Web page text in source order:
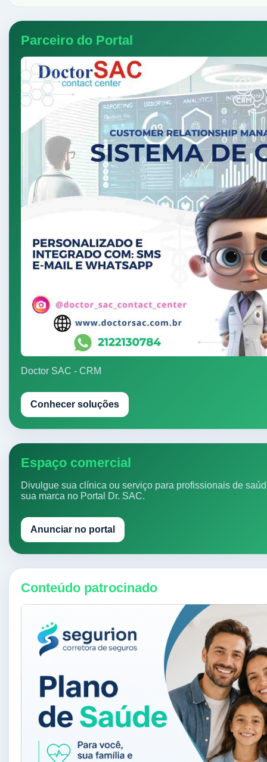
Parceiro do Portal
Doctor SAC - CRM
Conhecer soluções
Espaço comercial
Divulgue sua clínica ou serviço para profissionais de
sua marca no Portal Dr. SAC.
Anunciar no portal
Conteúdo patrocinado